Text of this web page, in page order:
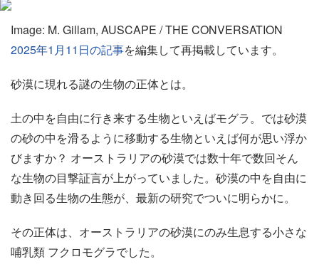
Image: M. Gillam, AUSCAPE / THE CONVERSATION
2025年1月11日の記事を編集して再掲載しています。
砂漠に現れる謎の生物の正体とは。
土の中を自由に行き来する生物といえばモグラ。では砂漠
の砂の中を滑るように移動する生物といえば何が思い浮か
びますか？ オーストラリアの砂漠では数十年で数回そん
な生物の目撃証言が上がっていました。砂漠の中を自由に
動き回る生物の生態が、最新の研究でついに明らかに。
その正体は、オーストラリアの砂漠にのみ生息する小さな
哺乳類 フクロモグラでした。